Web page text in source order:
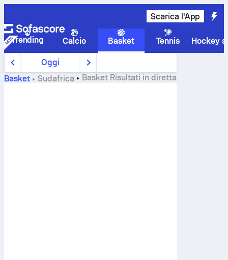
Scarica l'App
Trending Calcio Basket Tennis Hockey
Oggi
Basket
Sudafrica BasketRisultati in diretta